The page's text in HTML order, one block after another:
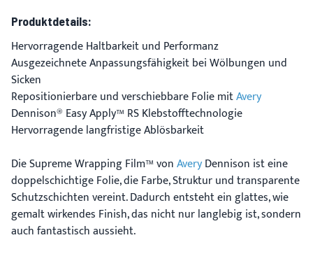
Produktdetails:
Hervorragende Haltbarkeit und Performanz
Ausgezeichnete Anpassungsfähigkeit bei Wölbungen und
Sicken
Repositionierbare und verschiebbare Folie mitAvery
Dennison® Easy Apply™ RS Klebstofftechnologie
Hervorragende langfristige Ablösbarkeit
Die Supreme Wrapping Film™ vonAveryDennison ist eine
doppelschichtige Folie, die Farbe, Struktur und transparente
Schutzschichten vereint. Dadurch entsteht ein glattes, wie
gemalt wirkendes Finish, das nicht nur langlebig ist, sondern
auch fantastisch aussieht.